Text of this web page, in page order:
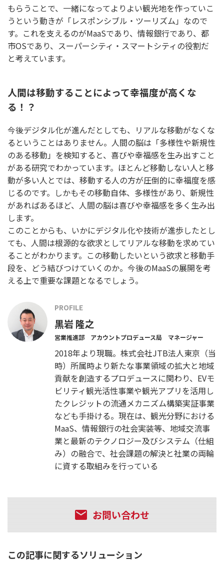
もらうことで、一緒になってよりよい観光地を作っていこ
うという動きが「レスポンシブル・ツーリズム」なので
す。これを支えるのがMaaSであり、情報銀行であり、都
市OSであり、スーパーシティ・スマートシティの役割だ
と考えています。
人間は移動することによって幸福度が高くな
る！？
今後デジタル化が進んだとしても、リアルな移動がなくな
るということはありません。人間の脳は「多様性や新規性
のある移動」を検知すると、喜びや幸福感を生み出すこと
がある研究でわかっています。ほとんど移動しない人と移
動が多い人とでは、移動する人の方が圧倒的に幸福度を感
じるのです。しかもその移動自体、多様性があり、新規性
があればあるほど、人間の脳は喜びや幸福感を多く生み出
します。
このことからも、いかにデジタル化や技術が進歩したとし
ても、人間は根源的な欲求としてリアルな移動を求めてい
ることがわかります。この移動したいという欲求と移動手
段を、どう結びつけていくのか。今後のMaaSの展開を考
える上で重要な課題となるでしょう。
PROFILE
黒岩 隆之
営業推進部 アカウントプロデュース局 マネージャー
2018年より現職。株式会社JTB法人東京（当
時）所属時より新たな事業領域の拡大と地域
貢献を創造するプロデュースに関わり、EVモ
ビリティ観光活性事業や観光アプリを活用し
たクレジットの流通メカニズム構築実証事業
なども手掛ける。現在は、観光分野における
MaaS、情報銀行の社会実装等、地域交流事
業と最新のテクノロジー及びシステム（仕組
み）の融合で、社会課題の解決と社業の両輪
に資する取組みを行っている
お問い合わせ
この記事に関するソリューション